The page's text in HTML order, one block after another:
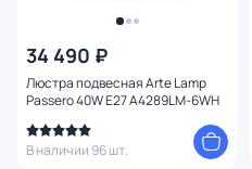
34 490 ₽
Люстра подвесная Arte Lamp
Passero 40W E27 A4289LM-6WH
В наличии 96 шт.
Способ крепления
Степень пыле-
Тема